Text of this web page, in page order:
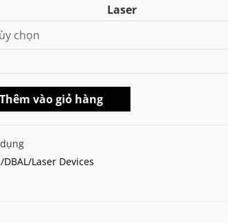
₫2.750.000
đến
₫2.900.000
Laser
Thêm vào giỏ hàng
DBAL/Laser Devices